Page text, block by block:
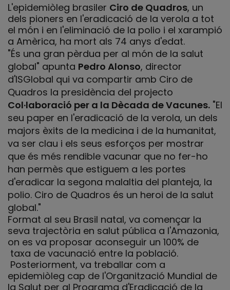
L'epidemiòleg brasiler Ciro de Quadros, un
dels pioners en l'eradicació de la verola a tot
el món i en l'eliminació de la polio i el xarampió
a Amèrica, ha mort als 74 anys d'edat.
"És una gran pèrdua per al món de la salut
global" apunta Pedro Alonso, director
d'ISGlobal qui va compartir amb Ciro de
Quadros la presidència del projecto
Col·laboració per a la Dècada de Vacunes. "El
seu paper en l'eradicació de la verola, un dels
majors èxits de la medicina i de la humanitat,
va ser clau i els seus esforços per mostrar
que és més rendible vacunar que no fer-ho
han permès que estiguem a les portes
d'eradicar la segona malaltia del planteja, la
polio. Ciro de Quadros és un heroi de la salut
global."
Format al seu Brasil natal, va començar la
seva trajectòria en salut pública a l'Amazonia,
on es va proposar aconseguir un 100% de
taxa de vacunació entre la població.
Posteriorment, va treballar com a
epidemiòleg cap de l'Organització Mundial de
la Salut per al Programa d'Eradicació de la